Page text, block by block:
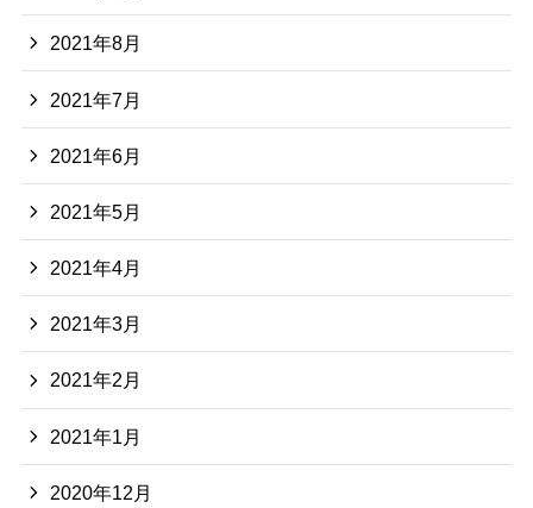
2021年8月
2021年7月
2021年6月
2021年5月
2021年4月
2021年3月
2021年2月
2021年1月
2020年12月